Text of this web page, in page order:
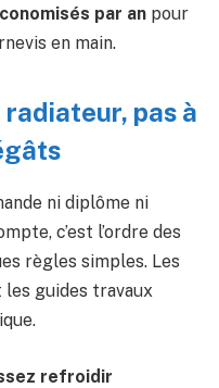
par an pour
en main.
pas à
ni diplôme ni
c’est l’ordre des
règles simples. Les
guides travaux
refroidir